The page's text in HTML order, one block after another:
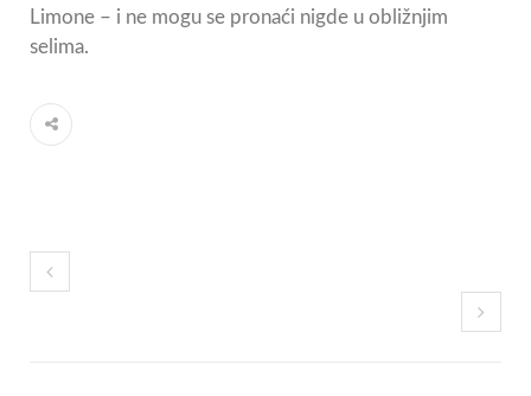
Limone – i ne mogu se pronaći nigde u obližnjim
selima.